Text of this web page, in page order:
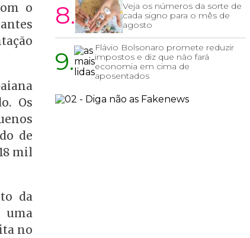
o
Os
de
mil
da
uma
no
8.
Veja os números da sorte de
cada signo para o mês de
agosto
9.
Flávio Bolsonaro promete reduzir
impostos e diz que não fará
economia em cima de
aposentados